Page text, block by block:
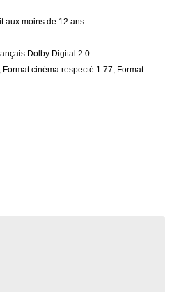
aux moins de 12 ans
Dolby Digital 2.0
cinéma respecté 1.77, Format